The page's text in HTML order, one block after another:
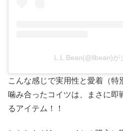
L.L.Bean(@llbean)が
こんな感じで実用性と愛着（特
噛み合ったコイツは、まさに即
るアイテム！！